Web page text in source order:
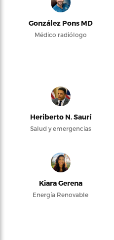
González Pons MD
Médico radiólogo
Heriberto N. Saurí
Salud y emergencias
Kiara Gerena
Energía Renovable